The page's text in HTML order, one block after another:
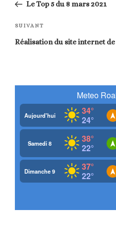
l’article
Le Top 5 du 8 mars 2021
Article
suivant
SUIVANT
Réalisation du site internet